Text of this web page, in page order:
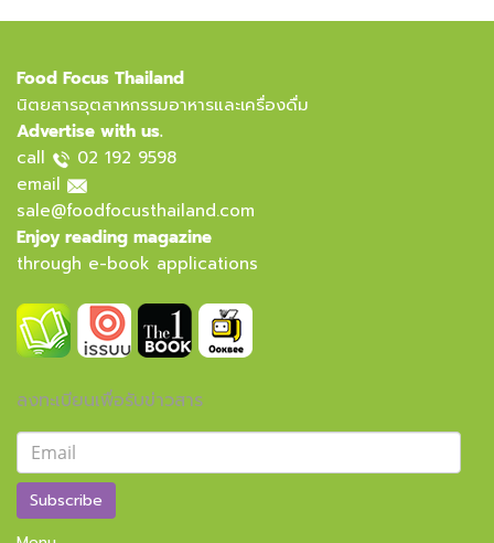
Food Focus Thailand
นิตยสารอุตสาหกรรมอาหารและเครื่องดื่ม
Advertise with us.
call
02 192 9598
email
sale@foodfocusthailand.com
Enjoy reading magazine
through e-book applications
ลงทะเบียนเพื่อรับข่าวสาร
Subscribe